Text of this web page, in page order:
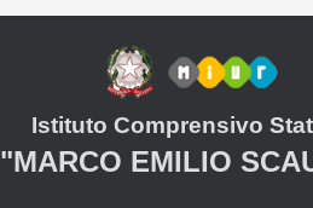
Istituto Comprensivo
"MARCO EMILIO